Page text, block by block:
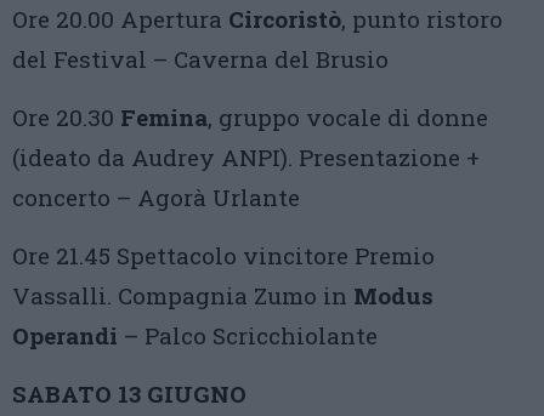
Ore 20.00 Apertura Circoristò, punto ristoro
del Festival – Caverna del Brusio
Ore 20.30 Femina, gruppo vocale di donne
(ideato da Audrey ANPI). Presentazione +
concerto – Agorà Urlante
Ore 21.45 Spettacolo vincitore Premio
Vassalli. Compagnia Zumo in Modus
Operandi – Palco Scricchiolante
SABATO 13 GIUGNO